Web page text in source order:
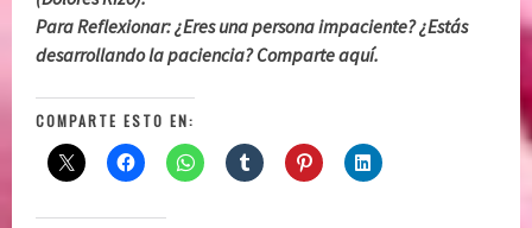
Para Reflexionar: ¿Eres una persona impaciente? ¿Estás
desarrollando la paciencia? Comparte aquí.
COMPARTE ESTO EN: